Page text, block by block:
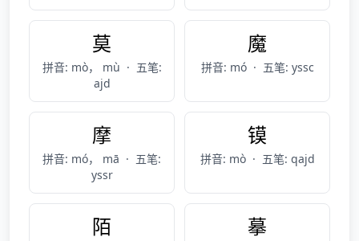
莫
拼音: mò， mù · 五笔:
ajd
魔
拼音: mó · 五笔: yssc
摩
拼音: mó， mā · 五笔:
yssr
镆
拼音: mò · 五笔: qajd
陌 摹